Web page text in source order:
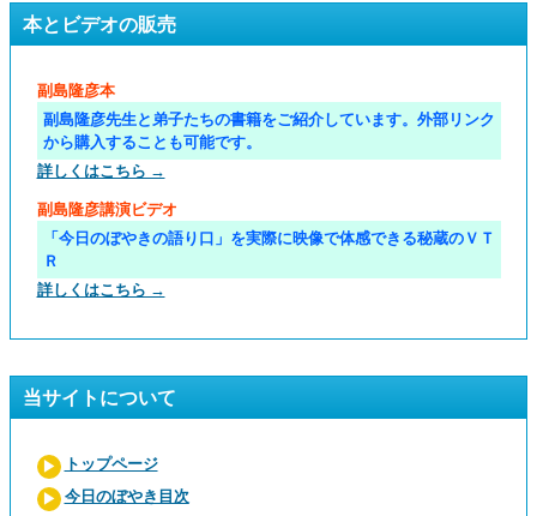
本とビデオの販売
副島隆彦本
副島隆彦先生と弟子たちの書籍をご紹介しています。外部リンク
から購入することも可能です。
詳しくはこちら →
副島隆彦講演ビデオ
「今日のぼやきの語り口」を実際に映像で体感できる秘蔵のＶＴ
Ｒ
詳しくはこちら →
当サイトについて
トップページ
今日のぼやき目次